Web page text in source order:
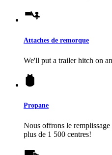
Attaches de remorque
We'll put a trailer hitch on
Propane
Nous offrons le remplissage
plus de 1 500 centres!